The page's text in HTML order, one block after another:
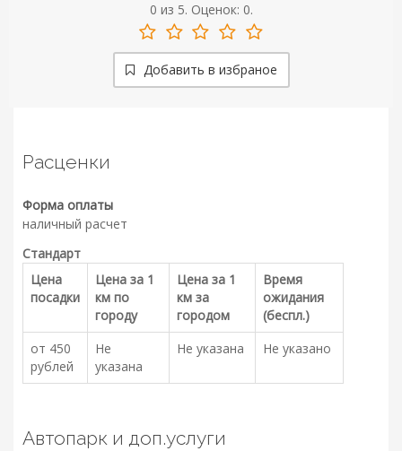
0 из 5. Оценок: 0.
Добавить в избраное
Расценки
Форма оплаты
наличный расчет
Стандарт
Цена
посадки
Цена за 1
км по
городу
Цена за 1
км за
городом
Время
ожидания
(беспл.)
от 450
рублей
Не
указана
Не указана Не указано
Автопарк и доп.услуги